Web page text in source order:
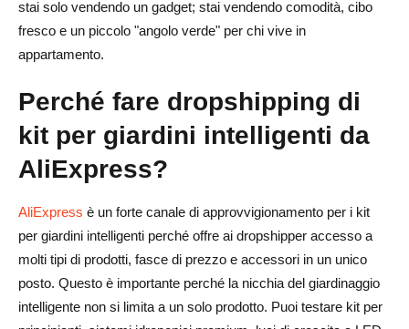
stai solo vendendo un gadget; stai vendendo comodità, cibo
fresco e un piccolo "angolo verde" per chi vive in
appartamento.
Perché fare dropshipping di
kit per giardini intelligenti da
AliExpress?
AliExpress è un forte canale di approvvigionamento per i kit
per giardini intelligenti perché offre ai dropshipper accesso a
molti tipi di prodotti, fasce di prezzo e accessori in un unico
posto. Questo è importante perché la nicchia del giardinaggio
intelligente non si limita a un solo prodotto. Puoi testare kit per